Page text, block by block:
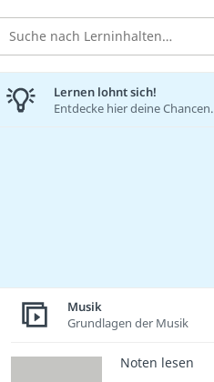
Suche
Lernen lohnt sich!
Entdecke hier deine Chancen.
Musik
Grundlagen der Musik
Noten lesen